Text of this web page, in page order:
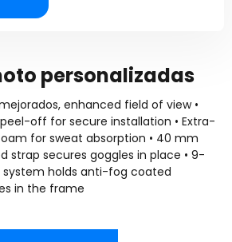
personalizadas
enhanced field of view •
off for secure installation • Extra-
for sweat absorption • 40 mm
strap secures goggles in place • 9-
holds anti-fog coated
in the frame